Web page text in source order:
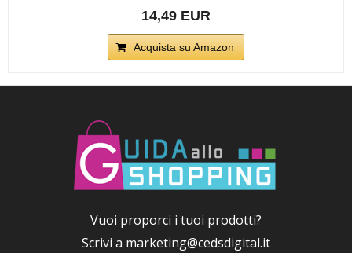
14,49 EUR
Acquista su Amazon
Vuoi proporci i tuoi prodotti?
Scrivi a marketing@cedsdigital.it